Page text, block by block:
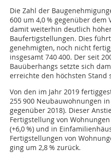
Die Zahl der
600 um 4,0 % gegenüber
damit weiterhin deutlich
Baufertigstellungen. Dies
genehmigten, noch nicht
insgesamt 740 400. Der seit
Bauüberhangs setzte sich
erreichte den höchsten Stand
Von den im Jahr 2019
255 900 Neubauwohnungen
gegenüber 2018). Dieser
Fertigstellung von
(+6,0 %) und in
Fertigstellungen von
ging um 2,8 % zurück.